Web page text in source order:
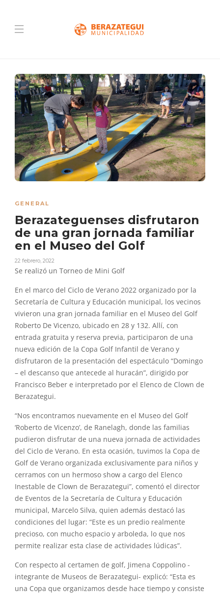
GENERAL
Berazateguenses disfrutaron
de una gran jornada familiar
en el Museo del Golf
22 febrero, 2022
Se realizó un Torneo de Mini Golf
En el marco del Ciclo de Verano 2022 organizado por la
Secretaría de Cultura y Educación municipal, los vecinos
vivieron una gran jornada familiar en el Museo del Golf
Roberto De Vicenzo, ubicado en 28 y 132. Allí, con
entrada gratuita y reserva previa, participaron de una
nueva edición de la Copa Golf Infantil de Verano y
disfrutaron de la presentación del espectáculo “Domingo
– el descanso que antecede al huracán”, dirigido por
Francisco Beber e interpretado por el Elenco de Clown de
Berazategui.
“Nos encontramos nuevamente en el Museo del Golf
‘Roberto de Vicenzo’, de Ranelagh, donde las familias
pudieron disfrutar de una nueva jornada de actividades
del Ciclo de Verano. En esta ocasión, tuvimos la Copa de
Golf de Verano organizada exclusivamente para niños y
cerramos con un hermoso show a cargo del Elenco
Inestable de Clown de Berazategui”, comentó el director
de Eventos de la Secretaría de Cultura y Educación
municipal, Marcelo Silva, quien además destacó las
condiciones del lugar: “Este es un predio realmente
precioso, con mucho espacio y arboleda, lo que nos
permite realizar esta clase de actividades lúdicas”.
Con respecto al certamen de golf, Jimena Coppolino -
integrante de Museos de Berazategui- explicó: “Esta es
una Copa que organizamos desde hace tiempo y consiste